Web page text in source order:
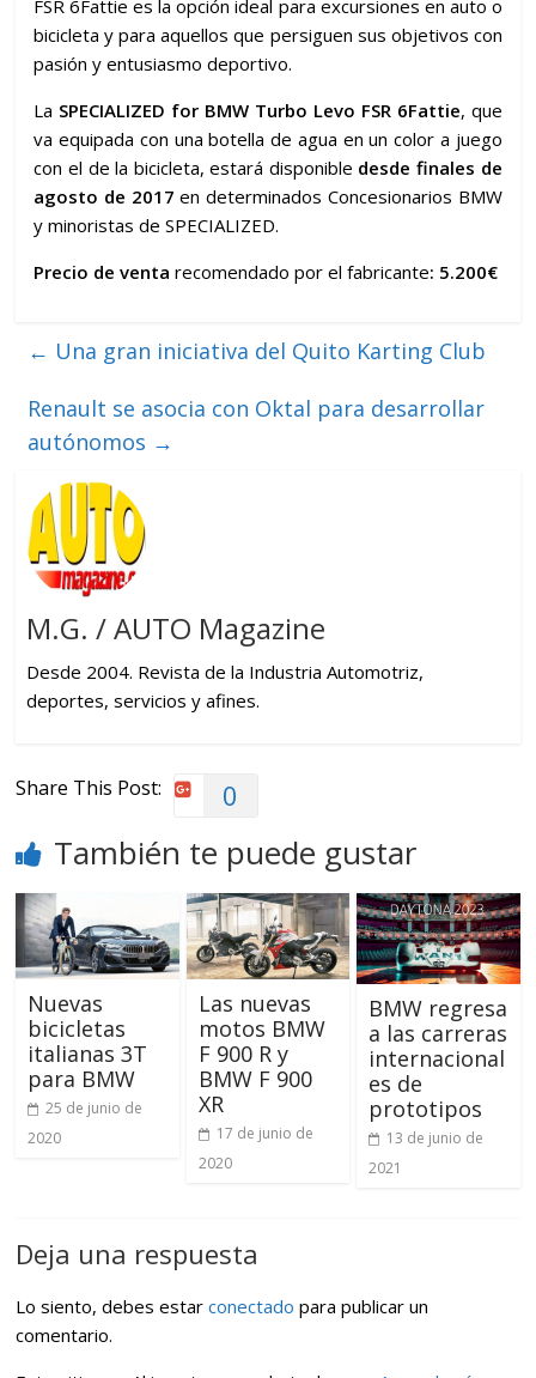
FSR 6Fattie es la opción ideal para excursiones en auto o
bicicleta y para aquellos que persiguen sus objetivos con
pasión y entusiasmo deportivo.
La SPECIALIZED for BMW Turbo Levo FSR 6Fattie, que
va equipada con una botella de agua en un color a juego
con el de la bicicleta, estará disponible desde finales de
agosto de 2017 en determinados Concesionarios BMW
y minoristas de SPECIALIZED.
Precio de ventarecomendado por el fabricante: 5.200€
← Una gran iniciativa del Quito Karting Club
Renault se asocia con Oktal para desarrollar
autónomos →
M.G. / AUTO Magazine
Desde 2004. Revista de la Industria Automotriz,
deportes, servicios y afines.
Share This Post: 0
También te puede gustar
Nuevas
bicicletas
italianas 3T
para BMW
25 de junio de
2020
Las nuevas
motos BMW
F 900 R y
BMW F 900
XR
17 de junio de
2020
BMW regresa
a las carreras
internacional
es de
prototipos
13 de junio de
2021
Deja una respuesta
Lo siento, debes estarconectado para publicar un
comentario.